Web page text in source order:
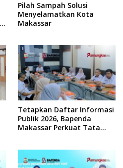
Pilah Sampah Solusi
Menyelamatkan Kota
Makassar
Tetapkan Daftar Informasi
Publik 2026, Bapenda
Makassar Perkuat Tata